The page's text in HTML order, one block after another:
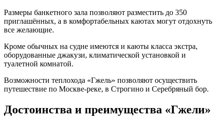
Размеры банкетного зала позволяют разместить до 350
приглашённых, а в комфортабельных каютах могут отдохнуть
все желающие.
Кроме обычных на судне имеются и каюты класса экстра,
оборудованные джакузи, климатической установкой и
туалетной комнатой.
Возможности теплохода «Гжель» позволяют осуществить
путешествие по Москве-реке, в Строгино и Серебряный бор.
Достоинства и преимущества «Гжели»